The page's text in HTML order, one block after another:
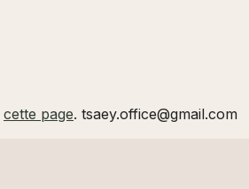
cette page. tsaey.office@gmail.com